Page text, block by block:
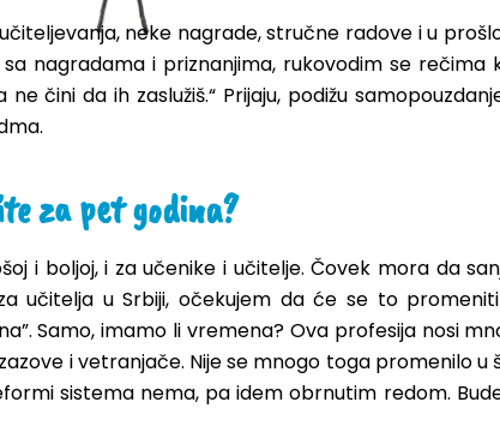
neke nagrade, stručne radove i u
nagradama i priznanjima, rukovodim se rečima
čini da ih zaslužiš.“ Prijaju, podižu
za pet godina?
i boljoj, i za učenike i učitelje. Čovek mora da
učitelja u Srbiji, očekujem da će se to
Samo, imamo li vremena? Ova profesija nosi
i vetranjače. Nije se mnogo toga promenilo
sistema nema, pa idem obrnutim redom.